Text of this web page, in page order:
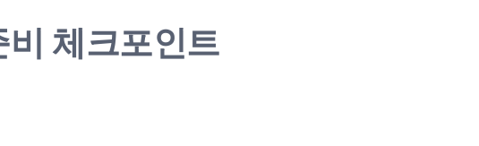
체크포인트